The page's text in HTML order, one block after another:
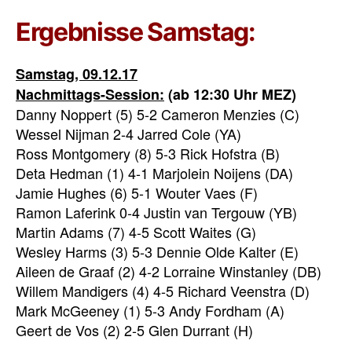
Ergebnisse Samstag:
Samstag, 09.12.17
Nachmittags-Session: (ab 12:30 Uhr MEZ)
Danny Noppert (5) 5-2 Cameron Menzies (C)
Wessel Nijman 2-4 Jarred Cole (YA)
Ross Montgomery (8) 5-3 Rick Hofstra (B)
Deta Hedman (1) 4-1 Marjolein Noijens (DA)
Jamie Hughes (6) 5-1 Wouter Vaes (F)
Ramon Laferink 0-4 Justin van Tergouw (YB)
Martin Adams (7) 4-5 Scott Waites (G)
Wesley Harms (3) 5-3 Dennie Olde Kalter (E)
Aileen de Graaf (2) 4-2 Lorraine Winstanley (DB)
Willem Mandigers (4) 4-5 Richard Veenstra (D)
Mark McGeeney (1) 5-3 Andy Fordham (A)
Geert de Vos (2) 2-5 Glen Durrant (H)